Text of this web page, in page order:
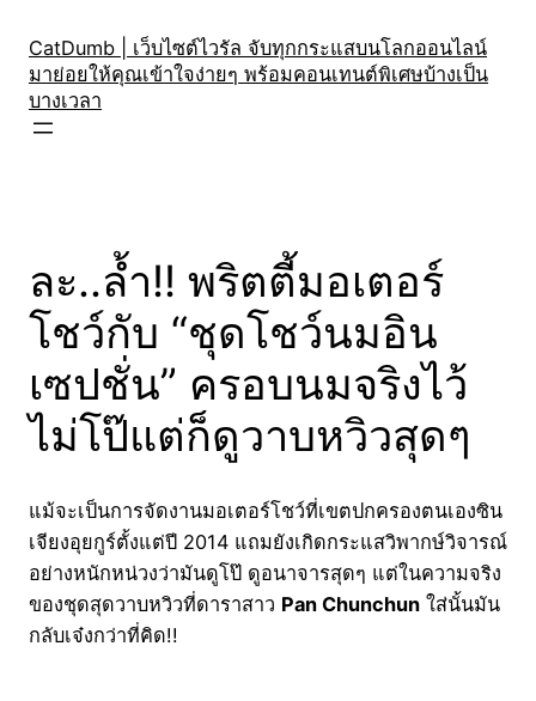
content
CatDumb | เว็บไซต์ไวรัล จับทุกกระแสบนโลกออนไลน์
มาย่อยให้คุณเข้าใจง่ายๆ พร้อมคอนเทนต์พิเศษบ้างเป็น
บางเวลา
ละ..ล้ำ!! พริตตี้มอเตอร์
โชว์กับ “ชุดโชว์นมอิน
เซปชั่น” ครอบนมจริงไว้
ไม่โป๊แต่ก็ดูวาบหวิวสุดๆ
แม้จะเป็นการจัดงานมอเตอร์โชว์ที่เขตปกครองตนเองซิน
เจียงอุยกูร์ตั้งแต่ปี 2014 แถมยังเกิดกระแสวิพากษ์วิจารณ์
อย่างหนักหน่วงว่ามันดูโป๊ ดูอนาจารสุดๆ แต่ในความจริง
ของชุดสุดวาบหวิวที่ดาราสาว Pan Chunchun ใส่นั้นมัน
กลับเจ๋งกว่าที่คิด!!